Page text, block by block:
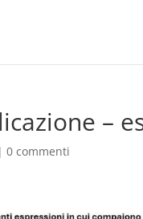
–
|0 commenti